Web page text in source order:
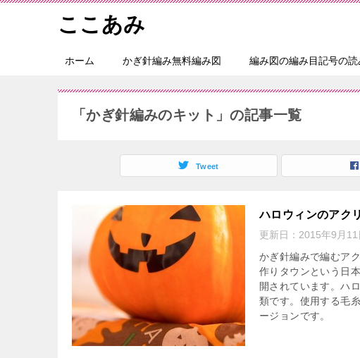
ここあみ
ホーム かぎ針編み無料編み図 編み図の編み目記号の
「かぎ針編みのキット」の記事一覧
Tweet
ハロウィンのアク
更新日： 2015年9月11
かぎ針編みで編むア
作りタウンという日
開されています。ハ
類です。使用する毛
ージョンです。